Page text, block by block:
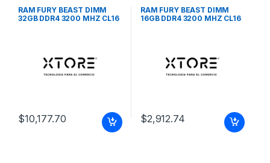
RAM FURY BEAST DIMM
32GB DDR4 3200 MHZ CL16
$10,177.70
RAM FURY BEAST DIMM
16GB DDR4 3200 MHZ CL16
$2,912.74